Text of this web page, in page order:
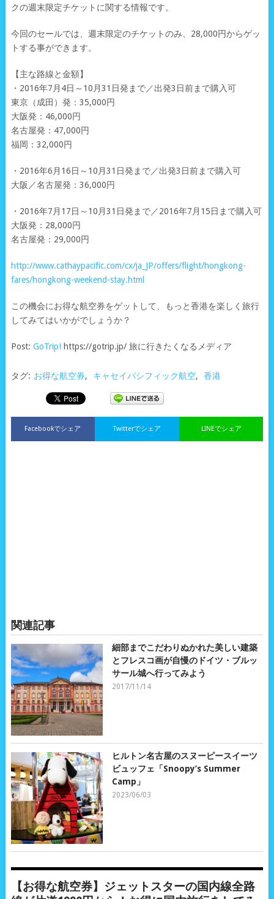
クの週末限定チケットに関する情報です。
今回のセールでは、週末限定のチケットのみ、28,000円からゲッ
トする事ができます。
【主な路線と金額】
・2016年7月4日～10月31日発まで／出発3日前まで購入可
東京（成田）発：35,000円
大阪発：46,000円
名古屋発：47,000円
福岡：32,000円
・2016年6月16日～10月31日発まで／出発3日前まで購入可
大阪／名古屋発：36,000円
・2016年7月17日～10月31日発まで／2016年7月15日まで購入可
大阪発：28,000円
名古屋発：29,000円
http://www.cathaypacific.com/cx/ja_JP/offers/flight/hongkong-
fares/hongkong-weekend-stay.html
この機会にお得な航空券をゲットして、もっと香港を楽しく旅行
してみてはいかがでしょうか？
Post: GoTrip!https://gotrip.jp/ 旅に行きたくなるメディア
タグ: お得な航空券, キャセイパシフィック航空, 香港
Facebookでシェア LINEでシェア
Twitterでシェア
関連記事
細部までこだわりぬかれた美しい建築
とフレスコ画が自慢のドイツ・ブルッ
サール城へ行ってみよう
2017/11/14
ヒルトン名古屋のスヌーピースイーツ
ビュッフェ「Snoopy’s Summer
Camp」
2023/06/03
【お得な航空券】ジェットスターの国内線全路